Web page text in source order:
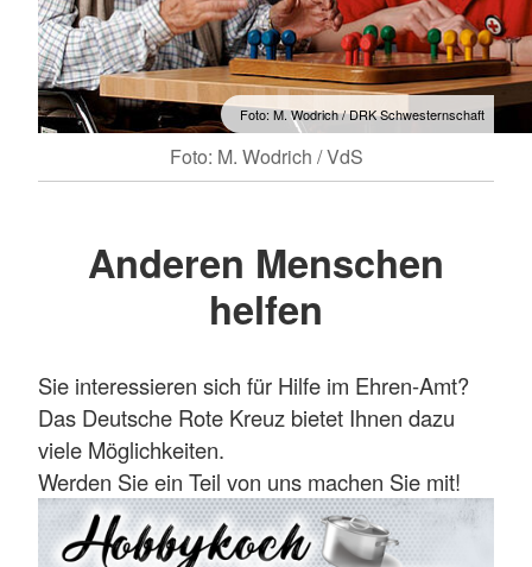
Foto: M. Wodrich / DRK Schwesternschaft
Foto: M. Wodrich / VdS
Anderen Menschen
helfen
Sie interessieren sich für Hilfe im Ehren-Amt?
Das Deutsche Rote Kreuz bietet Ihnen dazu
viele Möglichkeiten.
Werden Sie ein Teil von uns machen Sie mit!